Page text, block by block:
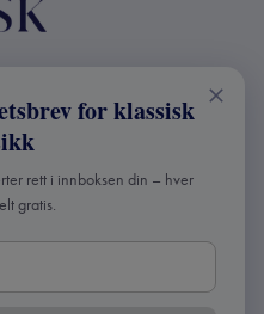
for klassisk
rett i innboksen din – hver
gratis.